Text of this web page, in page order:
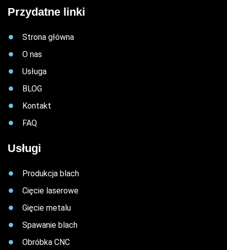
Przydatne linki
Strona główna
O nas
Usługa
BLOG
Kontakt
FAQ
Usługi
Produkcja blach
Cięcie laserowe
Gięcie metalu
Spawanie blach
Obróbka CNC